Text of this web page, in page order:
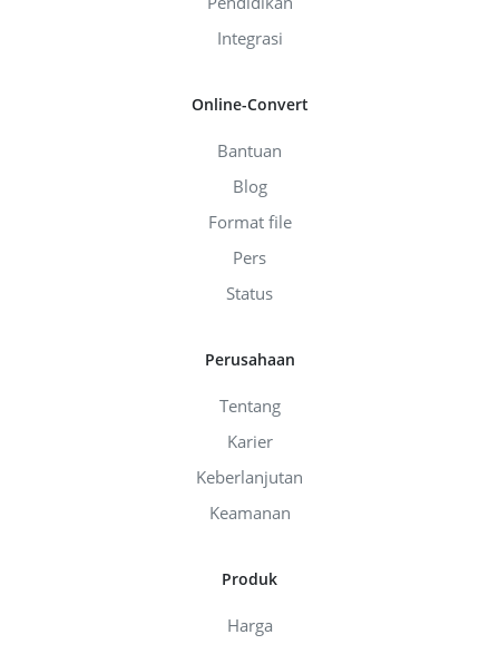
Integrasi
Online-Convert
Bantuan
Blog
Format file
Pers
Status
Perusahaan
Tentang
Karier
Keberlanjutan
Keamanan
Produk
Harga